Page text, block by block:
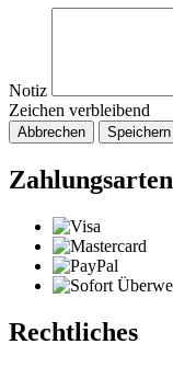
Notiz
Zeichen verbleibend
Abbrechen Speichern
Zahlungsarten
Rechtliches